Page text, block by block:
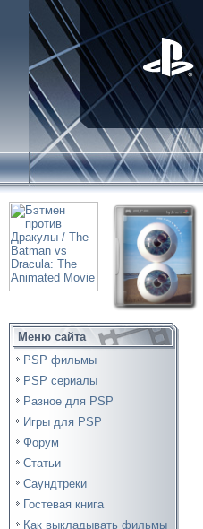
Меню сайта
PSP фильмы
PSP сериалы
Разное для PSP
Игры для PSP
Форум
Статьи
Саундтреки
Гостевая книга
Как выкладывать фильмы